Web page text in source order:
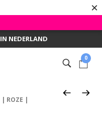
×
NEDERLAND
0
| ROZE |